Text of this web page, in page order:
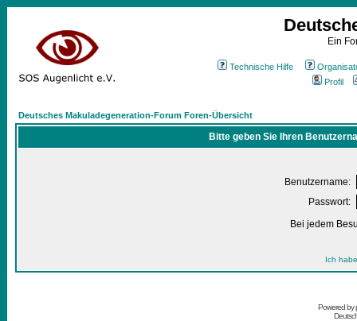
Ein
Technische Hilfe
Profil
Deutsches Makuladegeneration-Forum Foren-Übersicht
Bitte geben Sie Ihren
Benutzername:
Passwort:
Bei jedem
Ich
Powered by